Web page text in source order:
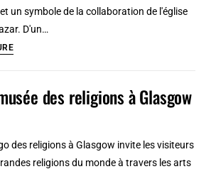
tropiques
un symbole de la collaboration de l'église
D'un…
Statue
Roi
des religions à Glasgow
des religions à Glasgow invite les visiteurs
religions du monde à travers les arts